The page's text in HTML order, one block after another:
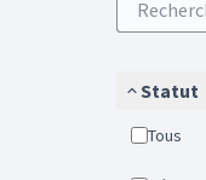
Statut
Tous